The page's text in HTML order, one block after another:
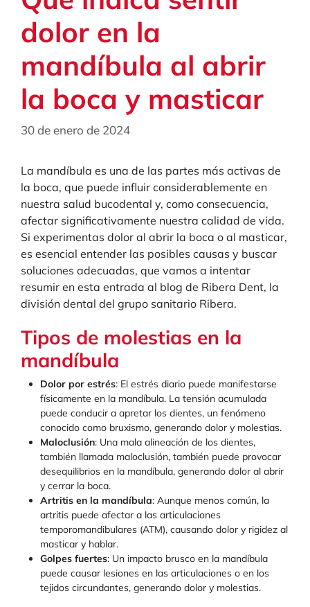
dolor en la
mandíbula al abrir
la boca y masticar
30 de enero de 2024
La mandíbula es una de las partes más activas de
la boca, que puede influir considerablemente en
nuestra salud bucodental y, como consecuencia,
afectar significativamente nuestra calidad de vida.
Si experimentas dolor al abrir la boca o al masticar,
es esencial entender las posibles causas y buscar
soluciones adecuadas, que vamos a intentar
resumir en esta entrada al blog de Ribera Dent, la
división dental del grupo sanitario Ribera.
Tipos de molestias en la
mandíbula
Dolor por estrés: El estrés diario puede manifestarse
físicamente en la mandíbula. La tensión acumulada
puede conducir a apretar los dientes, un fenómeno
conocido como bruxismo, generando dolor y molestias.
Maloclusión: Una mala alineación de los dientes,
también llamada maloclusión, también puede provocar
desequilibrios en la mandíbula, generando dolor al abrir
y cerrar la boca.
Artritis en la mandíbula: Aunque menos común, la
artritis puede afectar a las articulaciones
temporomandibulares (ATM), causando dolor y rigidez al
masticar y hablar.
Golpes fuertes: Un impacto brusco en la mandíbula
puede causar lesiones en las articulaciones o en los
tejidos circundantes, generando dolor y molestias.